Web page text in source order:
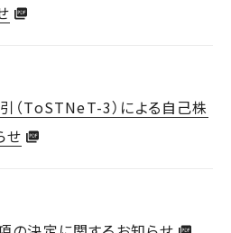
（ToSTNeT-3）による自己株
せ